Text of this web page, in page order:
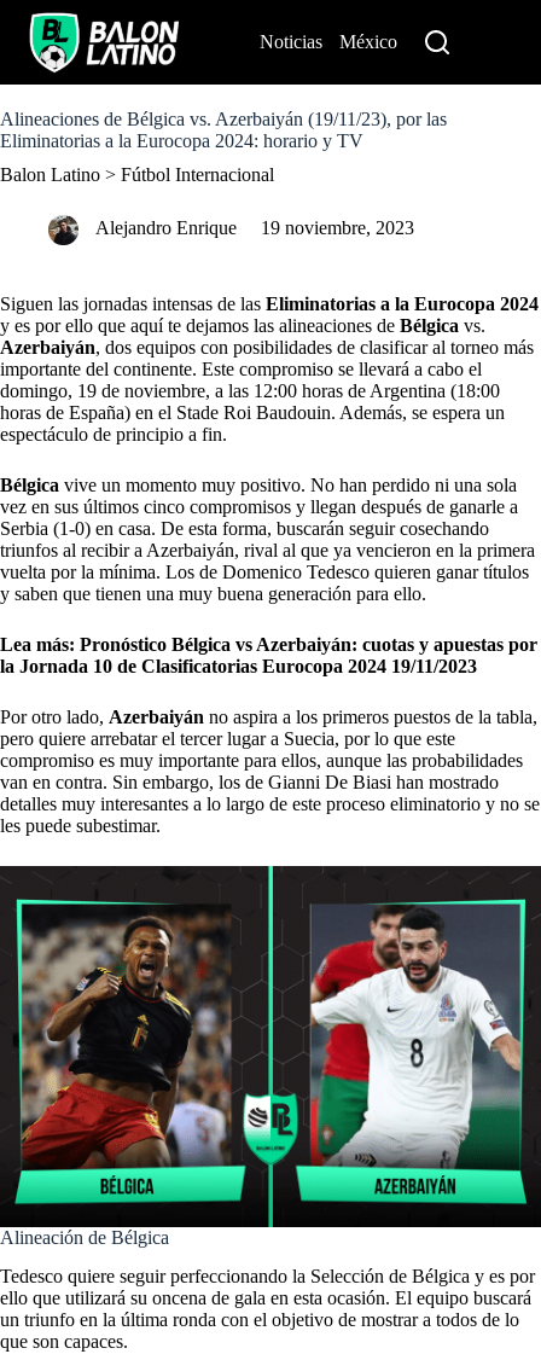
o
c
n
Noticias México
Alineaciones de Bélgica vs. Azerbaiyán (19/11/23), por las
Eliminatorias a la Eurocopa 2024: horario y TV
Balon Latino > Fútbol Internacional
Alejandro Enrique 19 noviembre, 2023
Siguen las jornadas intensas de las Eliminatorias a la Eurocopa 2024
y es por ello que aquí te dejamos las alineaciones de Bélgica vs.
Azerbaiyán, dos equipos con posibilidades de clasificar al torneo más
importante del continente. Este compromiso se llevará a cabo el
domingo, 19 de noviembre, a las 12:00 horas de Argentina (18:00
horas de España) en el Stade Roi Baudouin. Además, se espera un
espectáculo de principio a fin.
Bélgica vive un momento muy positivo. No han perdido ni una sola
vez en sus últimos cinco compromisos y llegan después de ganarle a
Serbia (1-0) en casa. De esta forma, buscarán seguir cosechando
triunfos al recibir a Azerbaiyán, rival al que ya vencieron en la primera
vuelta por la mínima. Los de Domenico Tedesco quieren ganar títulos
y saben que tienen una muy buena generación para ello.
Lea más: Pronóstico Bélgica vs Azerbaiyán: cuotas y apuestas por
la Jornada 10 de Clasificatorias Eurocopa 2024 19/11/2023
Por otro lado, Azerbaiyán no aspira a los primeros puestos de la tabla,
pero quiere arrebatar el tercer lugar a Suecia, por lo que este
compromiso es muy importante para ellos, aunque las probabilidades
van en contra. Sin embargo, los de Gianni De Biasi han mostrado
detalles muy interesantes a lo largo de este proceso eliminatorio y no se
les puede subestimar.
Alineación de Bélgica
Tedesco quiere seguir perfeccionando la Selección de Bélgica y es por
ello que utilizará su oncena de gala en esta ocasión. El equipo buscará
un triunfo en la última ronda con el objetivo de mostrar a todos de lo
que son capaces.